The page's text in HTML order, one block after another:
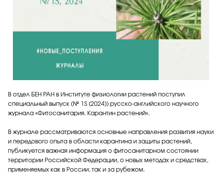
В отдел БЕН РАН в Институте физиологии растений поступил
специальный выпуск (№ 1S (2024)) русско-английского научного
журнала «Фитосанитария. Карантин растений».
В журнале рассматриваются основные направления развития науки
и передового опыта в области карантина и защиты растений,
публикуется важная информация о фитосанитарном состоянии
территории Российской Федерации, о новых методах и средствах,
применяемых как в России, так и за рубежом.